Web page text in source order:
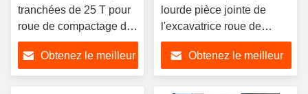
tranchées de 25 T pour
roue de compactage de
la saleté des
excavatrices
Obtenez le meilleur
lourde pièce jointe de
l'excavatrice roue de
compactage de 7 tonnes
Obtenez le meilleur